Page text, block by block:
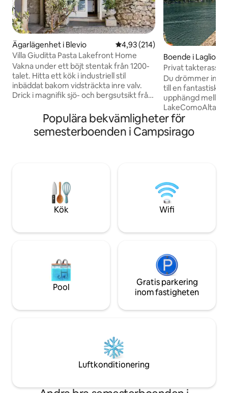
Ägarlägenhet i Blevio 4,93 av 5 i genomsnittligt
4,93 (214)
Villa Giuditta Pasta Lakefront Home
Vakna under ett böjt stentak från 1200-
talet. Hitta ett kök i industriell stil
inbäddat bakom vidsträckta inre valv.
Drick i magnifik sjö- och bergsutsikt från
Comosjön från soliga
trädgårdsterrasser. CIR: 013026-CNI–
00010 Bottenvåningen är en del av en
Como är en kort bilresa, och
kollektivtrafiken är i närheten.
Lägenheten ligger 5 km från Como, 2 km
från Torno, 40 km från Milano, 38 km
kollektivtrafik: C30 C31 C32 bussar avgår
Ferrovie Nord eller från Piazza Matteotti
mot Como- Bellagio, ta ca 8 minuter att
nå Blevio - Dekorationer Savio stopp, ca
100 m från huset. Trevligt alternativ till
användningen av båtarna för navigering
promenader i ca 15 minuter kommer du
att nå destinationen. LÅT MIG STARKT
REKOMMENDERA DEN MINSTA OCH
BILLIGASTE BILEN ATT RÖRA SIG
OCH TAXIBILAR INTE ÄR BEKVÄMA I
Boende i Laglio
Privat takterass
Clooney Laglio
Du drömmer inte,
till en fantastisk
upphängd mellan
LakeComoAltana
400 år gammal
sällsynt pärla en
"altana" direkt
utmärkta
och familjer som
vistelse vid
Populära bekvämligheter för
semesterboenden i Campsirago
Kök Wifi
Pool
Gratis parkering
inom fastigheten
Luftkonditionering